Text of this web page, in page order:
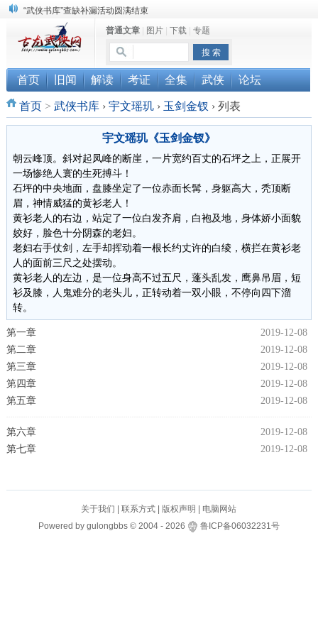
“武侠书库”查缺补漏活动圆满结束
《古龙小说原貌探究》修订版已上市
顾雪衣《古龙武侠小说知见录》上市
普通文章| 图片| 下载| 专题
首页 旧闻 解读 考证 全集 武侠 论坛
首页> 武侠书库 › 宇文瑶玑 › 玉剑金钗 ›列表
宇文瑶玑《玉剑金钗》
朝云峰顶。斜对起凤峰的断崖，一片宽约百丈的石坪之上，正展开
一场惨绝人寰的生死搏斗！
石坪的中央地面，盘膝坐定了一位赤面长髯，身躯高大，秃顶断
眉，神情威猛的黄衫老人！
黄衫老人的右边，站定了一位白发齐肩，白袍及地，身体娇小面貌
姣好，脸色十分阴森的老妇。
老妇右手仗剑，左手却挥动着一根长约丈许的白绫，横拦在黄衫老
人的面前三尺之处摆动。
黄衫老人的左边，是一位身高不过五尺，蓬头乱发，鹰鼻吊眉，短
衫及膝，人鬼难分的老头儿，正转动着一双小眼，不停向四下溜
转。
2019-12-08
第一章
2019-12-08
第二章
2019-12-08
第三章
2019-12-08
第四章
2019-12-08
第五章
2019-12-08
第六章
2019-12-08
第七章
关于我们 |联系方式 版权声明
电脑网站
Powered by gulongbbs ©2004 - 2026 鲁ICP备06032231号